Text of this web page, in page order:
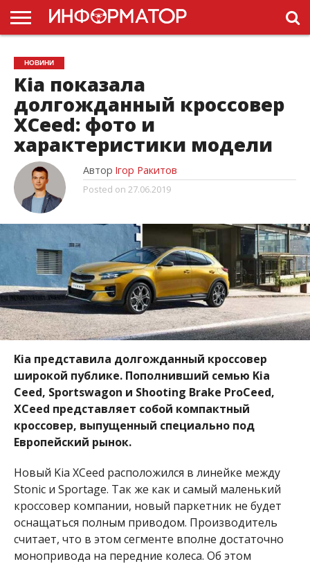
ГОЛОВНА
НОВИНИ
ПДР
УКРАЇНИ
РЕКЛАМА
ПРОЕКТЫ
НОВИНИ
Kia показала
долгожданный кроссовер
XCeed: фото и
характеристики модели
Автор Ігор Ракитов
Posted on 27.06.2019
Kia представила долгожданный кроссовер
широкой публике. Пополнивший семью Kia
Ceed, Sportswagon и Shooting Brake ProCeed,
XCeed представляет собой компактный
кроссовер, выпущенный специально под
Европейский рынок.
Новый Kia XCeed расположился в линейке между
Stonic и Sportage. Так же как и самый маленький
кроссовер компании, новый паркетник не будет
оснащаться полным приводом. Производитель
считает, что в этом сегменте вполне достаточно
монопривода на передние колеса. Об этом